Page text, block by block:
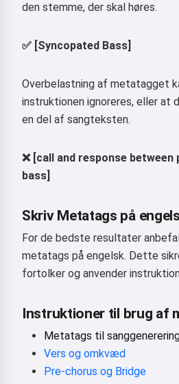
den stemme, der skal høres.
✅ [Syncopated Bass]
Overbelastning af metatagget
instruktionen ignoreres, eller at
en del af sangteksten.
❌ [call and response between
bass]
Skriv Metatags på
For de bedste resultater
metatags på engelsk. Dette
fortolker og anvender
Instruktioner til brug af
Metatags til
Vers og omkvæd
Pre-chorus og Bridge
Jeg kan lave sange,